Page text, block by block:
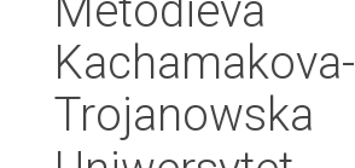
Kachamakova-
Trojanowska